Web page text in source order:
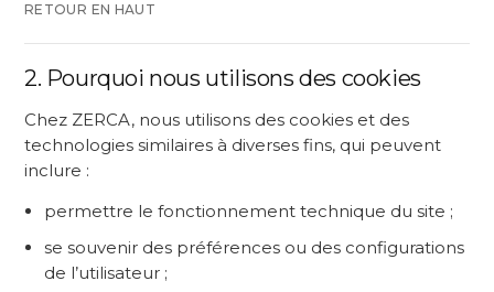
RETOUR EN HAUT
2. Pourquoi nous utilisons des cookies
Chez ZERCA, nous utilisons des cookies et des
technologies similaires à diverses fins, qui peuvent
inclure :
permettre le fonctionnement technique du site ;
se souvenir des préférences ou des configurations
de l’utilisateur ;